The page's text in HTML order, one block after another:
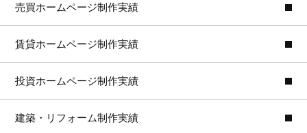
売買ホームページ制作実績
賃貸ホームページ制作実績
投資ホームページ制作実績
建築・リフォーム制作実績